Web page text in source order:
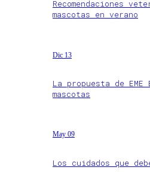
Recomendaciones
mascotas en verano
Dic 13
La propuesta de
mascotas
May 09
Los cuidados que